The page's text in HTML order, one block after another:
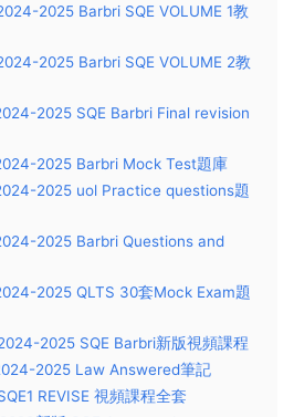
2025 Barbri SQE VOLUME 1教
2025 Barbri SQE VOLUME 2教
2025 SQE Barbri Final revision
2025 Barbri Mock Test題庫
2025 uol Practice questions題
2025 Barbri Questions and
2025 QLTS 30套Mock Exam題
2025 SQE Barbri新版視頻課程
2025 Law Answered筆記
REVISE 視頻課程全套